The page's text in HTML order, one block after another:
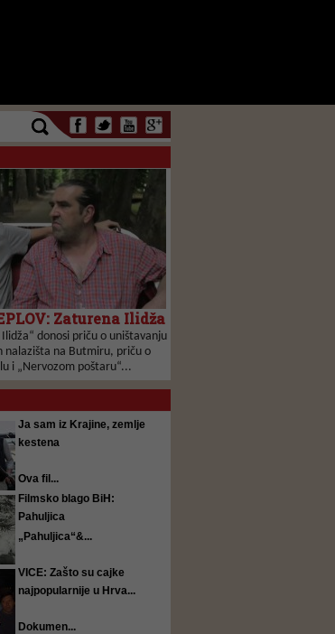
Zaturena Ilidža
donosi priču o uništavanju
nalazišta na Butmiru, priču o
i „Nervozom poštaru“...
Ja sam iz Krajine, zemlje
kestena
Ova fil...
Filmsko blago BiH:
Pahuljica
„Pahuljica“&...
VICE: Zašto su cajke
najpopularnije u Hrva...
Dokumen...